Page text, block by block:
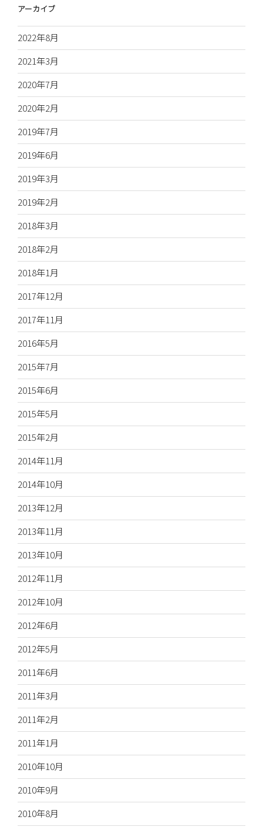
アーカイブ
2022年8月
2021年3月
2020年7月
2020年2月
2019年7月
2019年6月
2019年3月
2019年2月
2018年3月
2018年2月
2018年1月
2017年12月
2017年11月
2016年5月
2015年7月
2015年6月
2015年5月
2015年2月
2014年11月
2014年10月
2013年12月
2013年11月
2013年10月
2012年11月
2012年10月
2012年6月
2012年5月
2011年6月
2011年3月
2011年2月
2011年1月
2010年10月
2010年9月
2010年8月